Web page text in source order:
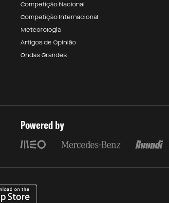
Competição Nacional
Competição Internacional
Meteorologia
Artigos de Opinião
Ondas Grandes
Powered by